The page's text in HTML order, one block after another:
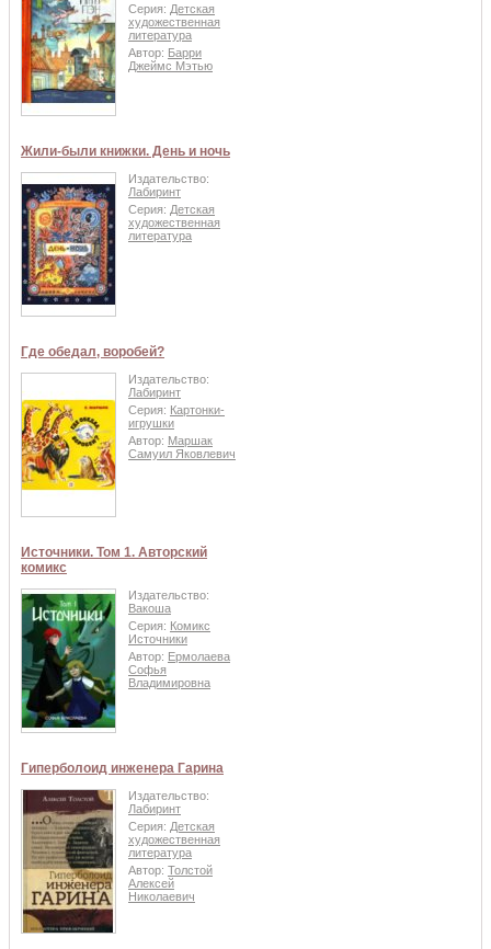
Серия: Детская
художественная
литература
Автор: Барри
Джеймс Мэтью
Жили-были книжки. День и ночь
Издательство:
Лабиринт
Серия: Детская
художественная
литература
Где обедал, воробей?
Издательство:
Лабиринт
Серия: Картонки-
игрушки
Автор: Маршак
Самуил Яковлевич
Источники. Том 1. Авторский
комикс
Издательство:
Вакоша
Серия: Комикс
Источники
Автор: Ермолаева
Софья
Владимировна
Гиперболоид инженера Гарина
Издательство:
Лабиринт
Серия: Детская
художественная
литература
Автор: Толстой
Алексей
Николаевич